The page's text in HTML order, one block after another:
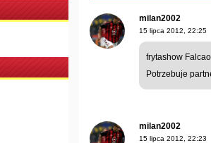
milan2002
15 lipca 2012, 22:25
frytashow
Potrzebuje
milan2002
15 lipca 2012, 22:23